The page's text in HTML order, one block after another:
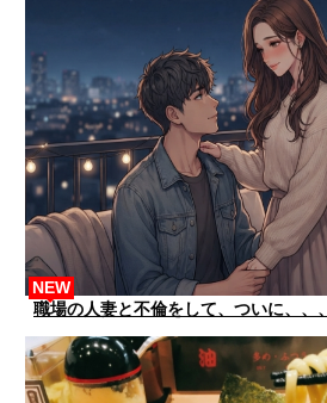
職場の人妻と不倫をして、ついに、、、
NEW